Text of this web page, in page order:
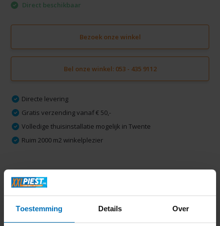
Toestemming Details Over
Direct beschikbaar
Bezoek onze winkel
Bel onze winkel: 053 - 435 9112
Directe levering
Gratis verzending vanaf € 50,-
Volledige thuisinstallatie mogelijk in Twente
Ruim 2000 m2 winkelplezier
Productomschrijving
Specificaties